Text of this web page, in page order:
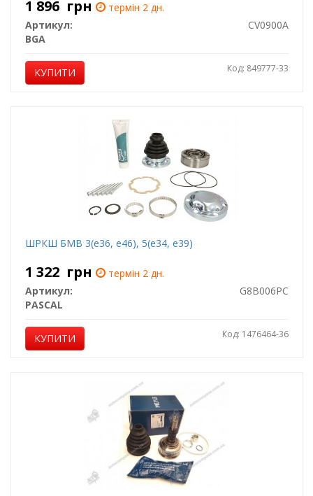
1 896 грн
термін 2 дн.
Артикул:
CV0900A
BGA
КУПИТИ Код: 849777-33
ШРКШ БМВ 3(е36, е46), 5(е34, е39)
1 322 грн
термін 2 дн.
Артикул:
G8B006PC
PASCAL
КУПИТИ Код: 1476464-36